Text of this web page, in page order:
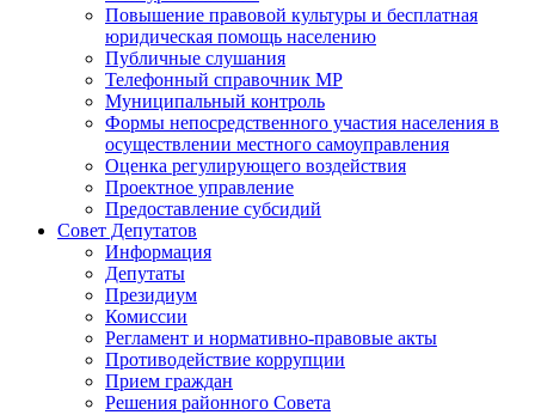
Повышение правовой культуры и бесплатная
юридическая помощь населению
Публичные слушания
Телефонный справочник МР
Муниципальный контроль
Формы непосредственного участия населения в
осуществлении местного самоуправления
Оценка регулирующего воздействия
Проектное управление
Предоставление субсидий
Совет Депутатов
Информация
Депутаты
Президиум
Комиссии
Регламент и нормативно-правовые акты
Противодействие коррупции
Прием граждан
Решения районного Совета